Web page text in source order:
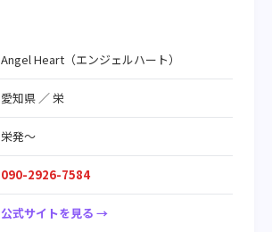
Angel Heart（エンジェルハート）
愛知県 ／ 栄
栄発～
090-2926-7584
公式サイトを見る →